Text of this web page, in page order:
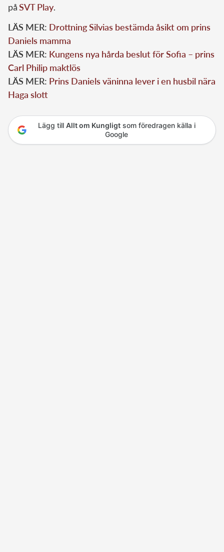
påSVT Play.
LÄS MER: Drottning Silvias bestämda åsikt om prins
Daniels mamma
LÄS MER: Kungens nya hårda beslut för Sofia – prins
Carl Philip maktlös
LÄS MER: Prins Daniels väninna lever i en husbil nära
Haga slott
Lägg till Allt om Kungligtsom föredragen källa i
Google